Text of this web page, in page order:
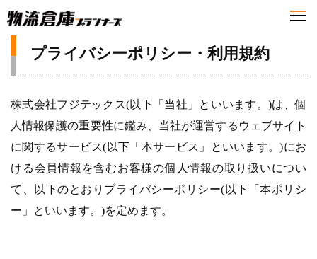
プライバシーポリシー・利用規約
株式会社フジテックス(以下「当社」といいます。)は、個
人情報保護の重要性に鑑み、当社が運営するウェブサイト
に関するサービス(以下「本サービス」といいます。)にお
ける会員情報を含むお客様の個人情報の取り扱いについ
て、以下のとおりプライバシーポリシー(以下「本ポリシ
ー」といいます。)を定めます。